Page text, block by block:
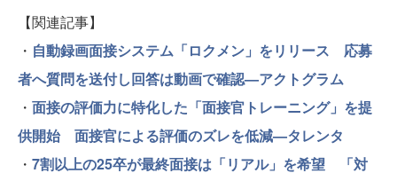
【関連記事】
・ 自動録画面接システム「ロクメン」をリリース 応募
者へ質問を送付し回答は動画で確認—アクトグラム
・ 面接の評価力に特化した「面接官トレーニング」を提
供開始 面接官による評価のズレを低減—タレンタ
・ 7割以上の25卒が最終面接は「リアル」を希望 「対